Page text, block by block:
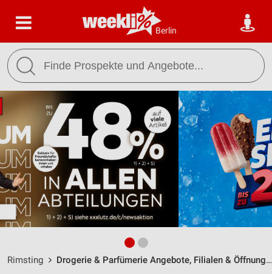
Berlin
Rimsting Drogerie & Parfümerie Angebote, Filialen & Öffnungszeiten